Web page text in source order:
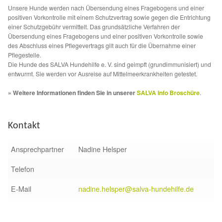
Sicherheitsgeschirr
Mittelmeerkrankheiten
Leishmaniose
Qualzucht bei Hunden
Sonderfarben bei Hunden
Zwingerhusten
Ablauf Adoption
Unsere Hunde werden nach Übersendung eines Fragebogens und einer
positiven Vorkontrolle mit einem Schutzvertrag sowie gegen die Entrichtung
einer Schutzgebühr vermittelt. Das grundsätzliche Verfahren der
Übersendung eines Fragebogens und einer positiven Vorkontrolle sowie
des Abschluss eines Pflegevertrags gilt auch für die Übernahme einer
Pflegestelle.
Die Hunde des SALVA Hundehilfe e. V. sind geimpft (grundimmunisiert) und
entwurmt. Sie werden vor Ausreise auf Mittelmeerkrankheiten getestet.
» Weitere Informationen finden Sie in unsererSALVA Info Broschüre.
Kontakt
Ansprechpartner
Nadine Helsper
Telefon
E-Mail
nadine.helsper@salva-hundehilfe.de